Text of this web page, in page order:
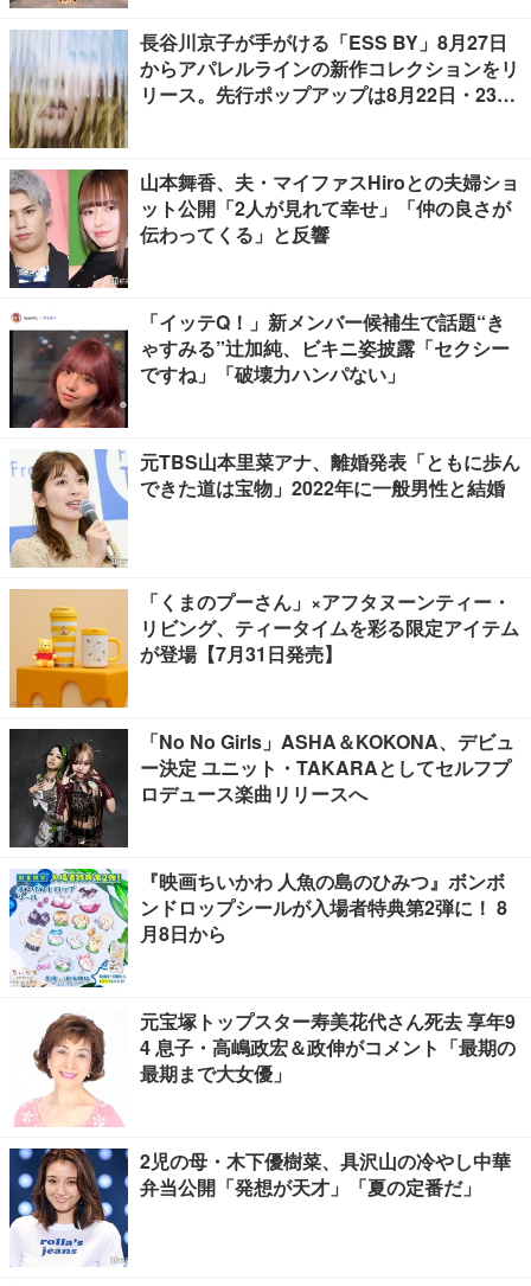
長谷川京子が手がける「ESS BY」8月27日
からアパレルラインの新作コレクションをリ
リース。先行ポップアップは8月22日・23日
山本舞香、夫・マイファスHiroとの夫婦ショ
ット公開「2人が見れて幸せ」「仲の良さが
伝わってくる」と反響
「イッテQ！」新メンバー候補生で話題“き
ゃすみる”辻加純、ビキニ姿披露「セクシー
ですね」「破壊力ハンパない」
元TBS山本里菜アナ、離婚発表「ともに歩ん
できた道は宝物」2022年に一般男性と結婚
「くまのプーさん」×アフタヌーンティー・
リビング、ティータイムを彩る限定アイテム
が登場【7月31日発売】
「No No Girls」ASHA＆KOKONA、デビュ
ー決定 ユニット・TAKARAとしてセルフプ
ロデュース楽曲リリースへ
『映画ちいかわ 人魚の島のひみつ』ボンボ
ンドロップシールが入場者特典第2弾に！ 8
月8日から
元宝塚トップスター寿美花代さん死去 享年9
4 息子・高嶋政宏＆政伸がコメント「最期の
最期まで大女優」
2児の母・木下優樹菜、具沢山の冷やし中華
弁当公開「発想が天才」「夏の定番だ」